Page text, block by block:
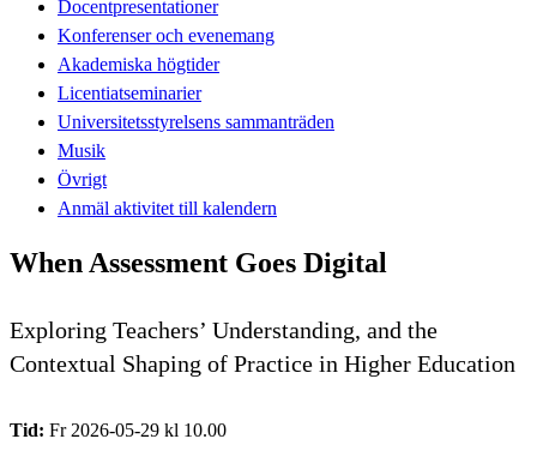
Docentpresentationer
Konferenser och evenemang
Akademiska högtider
Licentiatseminarier
Universitetsstyrelsens sammanträden
Musik
Övrigt
Anmäl aktivitet till kalendern
When Assessment Goes Digital
Exploring Teachers’ Understanding, and the
Contextual Shaping of Practice in Higher Education
Tid: Fr 2026-05-29 kl 10.00